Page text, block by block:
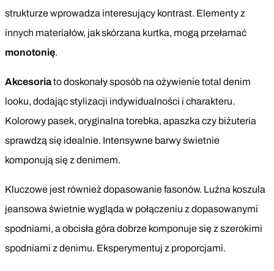
strukturze wprowadza interesujący kontrast. Elementy z
innych materiałów, jak skórzana kurtka, mogą przełamać
monotonię.
Akcesoriato doskonały sposób na ożywienie total denim
looku, dodając stylizacji indywidualności i charakteru.
Kolorowy pasek, oryginalna torebka, apaszka czy biżuteria
sprawdzą się idealnie. Intensywne barwy świetnie
komponują się z denimem.
Kluczowe jest również dopasowanie fasonów. Luźna koszula
jeansowa świetnie wygląda w połączeniu z dopasowanymi
spodniami, a obcisła góra dobrze komponuje się z szerokimi
spodniami z denimu. Eksperymentuj z proporcjami.